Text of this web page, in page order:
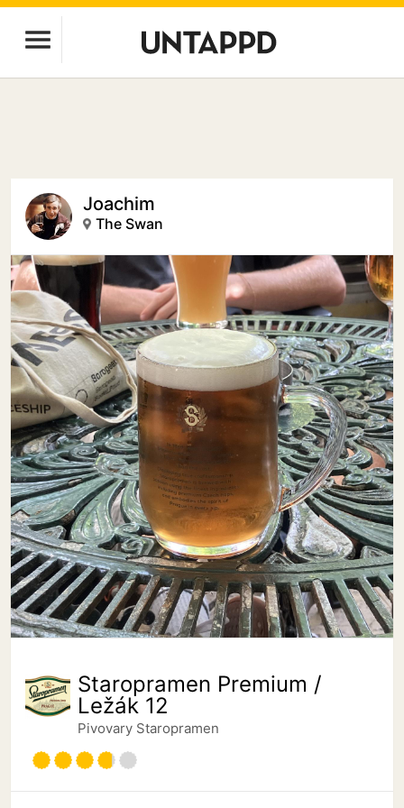
Joachim
The Swan
Staropramen Premium /
Ležák 12
Pivovary Staropramen